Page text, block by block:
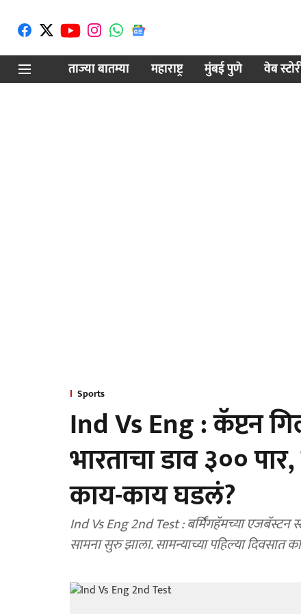
ताज्या बातम्या
महाराष्ट्र मुंबई पुणे वेब
Sports
Ind Vs Eng :
भारताचा डाव ३००
काय-काय घडलं?
Ind Vs Eng 2nd Test : बर्मिंगहॅमच्या एजबॅस्टन
सामना सुरु झाला. सामन्याच्या पहिल्या दिवसात